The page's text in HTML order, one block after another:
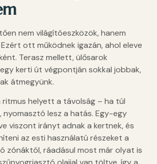
nem világítóeszközök, hanem
ott működnek igazán, ahol eleve
Terasz mellett, ülősarok
kerti út végpontján sokkal jobbak,
átmegyünk.
helyett a távolság – ha túl
nyomasztó lesz a hatás. Egy-egy
viszont irányt adnak a kertnek, és
az esti használatú részeket a
zónáktól, ráadásul most már olyat is